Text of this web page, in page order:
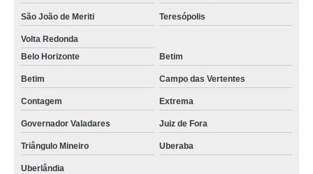
São João de Meriti Teresópolis
Volta Redonda
Belo Horizonte
Betim
Betim Campo das Vertentes
Contagem Extrema
Governador Valadares Juiz de Fora
Triângulo Mineiro Uberaba
Uberlândia